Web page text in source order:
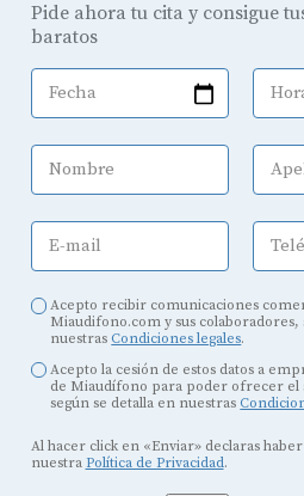
Pide ahora tu cita y consigue
baratos
Fecha
Nombre
E-mail
Acepto recibir comunicaciones
Miaudifono.com y sus colaboradores,
nuestras Condiciones legales.
Acepto la cesión de estos datos a
de Miaudífono para poder ofrecer el
según se detalla en nuestras
Al hacer click en «Enviar» declaras
nuestra Política de Privacidad.